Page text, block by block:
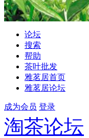
论坛
搜索
帮助
茶叶批发
雅茗居首页
雅茗居论坛
成为会员 登录
淘茶论坛